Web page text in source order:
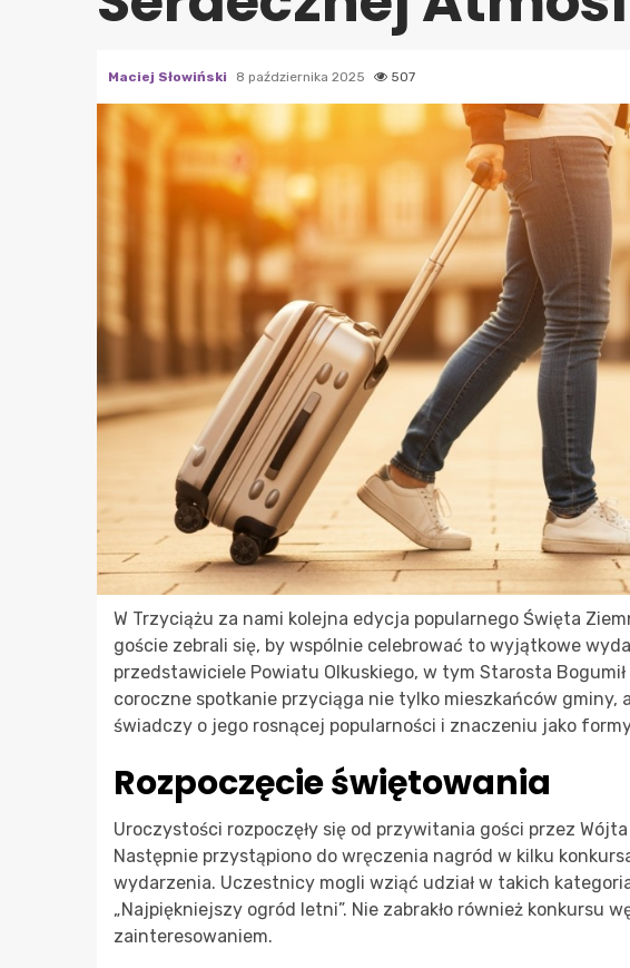
Maciej Słowiński 8 października 2025 507
W Trzyciążu za nami kolejna edycja popularnego Święta
goście zebrali się, by wspólnie celebrować to wyjątkowe
przedstawiciele Powiatu Olkuskiego, w tym Starosta
coroczne spotkanie przyciąga nie tylko mieszkańców gminy,
świadczy o jego rosnącej popularności i znaczeniu jako
Rozpoczęcie świętowania
Uroczystości rozpoczęły się od przywitania gości przez
Następnie przystąpiono do wręczenia nagród w kilku
wydarzenia. Uczestnicy mogli wziąć udział w takich
„Najpiękniejszy ogród letni”. Nie zabrakło również konkursu
zainteresowaniem.